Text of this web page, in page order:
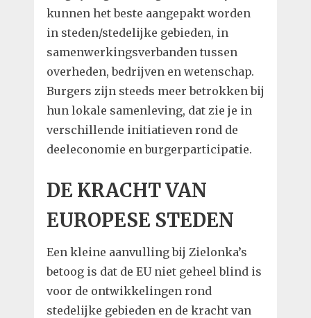
kunnen het beste aangepakt worden
in steden/stedelijke gebieden, in
samenwerkingsverbanden tussen
overheden, bedrijven en wetenschap.
Burgers zijn steeds meer betrokken bij
hun lokale samenleving, dat zie je in
verschillende initiatieven rond de
deeleconomie en burgerparticipatie.
DE KRACHT VAN
EUROPESE STEDEN
Een kleine aanvulling bij Zielonka’s
betoog is dat de EU niet geheel blind is
voor de ontwikkelingen rond
stedelijke gebieden en de kracht van